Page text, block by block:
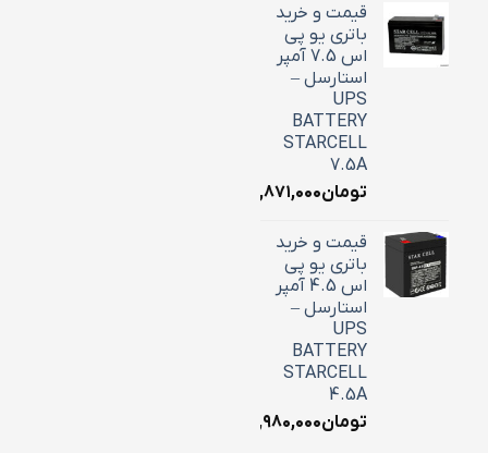
قیمت و خرید
باتری یو پی
اس 7.5 آمپر
استارسل –
UPS
BATTERY
STARCELL
7.5A
تومان۲,۸۷۱,۰۰۰
قیمت و خرید
باتری یو پی
اس 4.5 آمپر
استارسل –
UPS
BATTERY
STARCELL
4.5A
تومان۱,۹۸۰,۰۰۰